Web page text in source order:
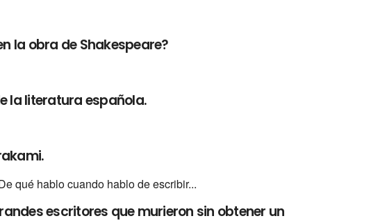
la obra de Shakespeare?
la literatura española.
qué hablo cuando hablo de escribir...
escritores que murieron sin obtener un